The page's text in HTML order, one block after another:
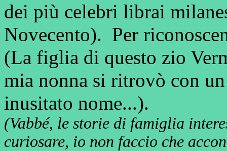
dei più celebri librai
Novecento). Per
(La figlia di questo zio
mia nonna si ritrovò con
inusitato nome...).
(Vabbé, le storie di famiglia
curiosare, io non faccio che